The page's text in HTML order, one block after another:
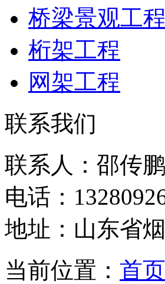
桥梁景观工程
桁架工程
网架工程
联系我们
联系人：邵传鹏
电话：
地址：山东省
当前位置： 首页